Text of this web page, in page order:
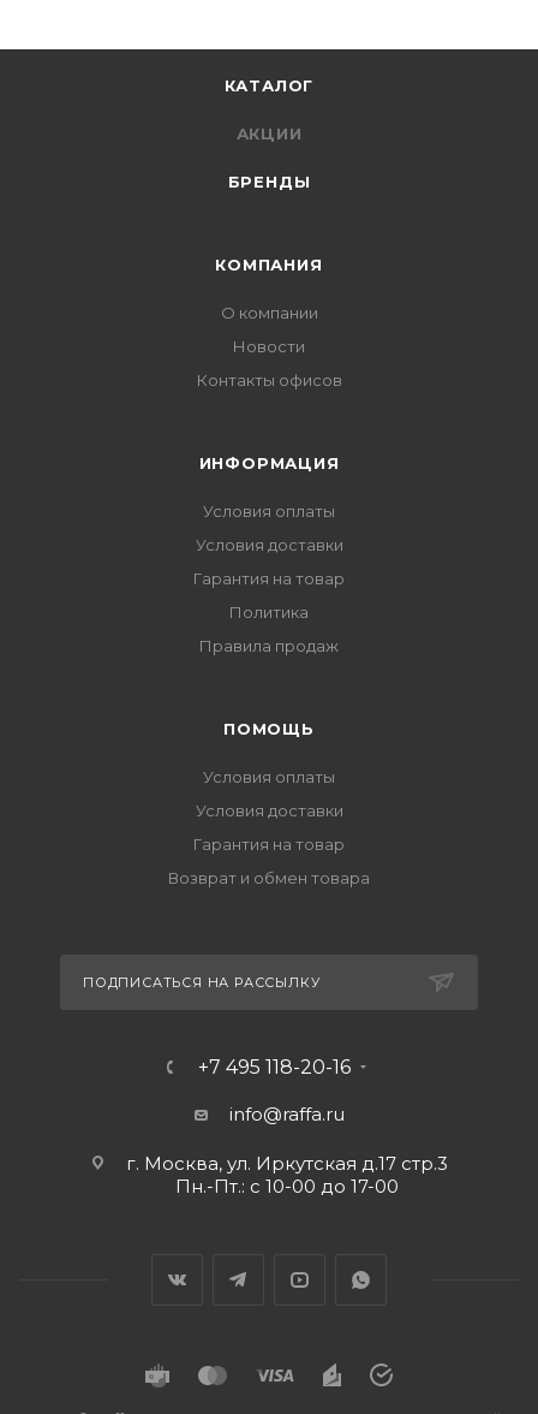
КАТАЛОГ
АКЦИИ
БРЕНДЫ
КОМПАНИЯ
О компании
Новости
Контакты офисов
ИНФОРМАЦИЯ
Условия оплаты
Условия доставки
Гарантия на товар
Политика
Правила продаж
ПОМОЩЬ
Условия оплаты
Условия доставки
Гарантия на товар
Возврат и обмен товара
ПОДПИСАТЬСЯ НА РАССЫЛКУ
+7 495 118-20-16
info@raffa.ru
г. Москва, ул. Иркутская д.17 стр.3
Пн.-Пт.: с 10-00 до 17-00